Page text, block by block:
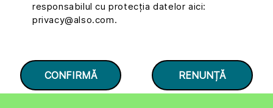
responsabilul cu protecția datelor aici:
privacy@also.com.